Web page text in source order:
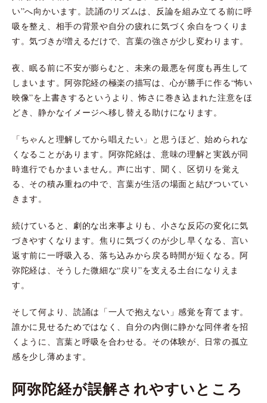
い”へ向かいます。読誦のリズムは、反論を組み立てる前に呼
吸を整え、相手の背景や自分の疲れに気づく余白をつくりま
す。気づきが増えるだけで、言葉の強さが少し変わります。
夜、眠る前に不安が膨らむと、未来の最悪を何度も再生して
しまいます。阿弥陀経の極楽の描写は、心が勝手に作る“怖い
映像”を上書きするというより、怖さに巻き込まれた注意をほ
どき、静かなイメージへ移し替える助けになります。
「ちゃんと理解してから唱えたい」と思うほど、始められな
くなることがあります。阿弥陀経は、意味の理解と実践が同
時進行でもかまいません。声に出す、聞く、区切りを覚え
る、その積み重ねの中で、言葉が生活の場面と結びついてい
きます。
続けていると、劇的な出来事よりも、小さな反応の変化に気
づきやすくなります。焦りに気づくのが少し早くなる、言い
返す前に一呼吸入る、落ち込みから戻る時間が短くなる。阿
弥陀経は、そうした微細な“戻り”を支える土台になりえま
す。
そして何より、読誦は「一人で抱えない」感覚を育てます。
誰かに見せるためではなく、自分の内側に静かな同伴者を招
くように、言葉と呼吸を合わせる。その体験が、日常の孤立
感を少し薄めます。
阿弥陀経が誤解されやすいところ